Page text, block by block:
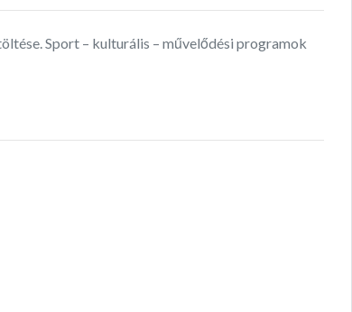
Sport – kulturális – művelődési programok